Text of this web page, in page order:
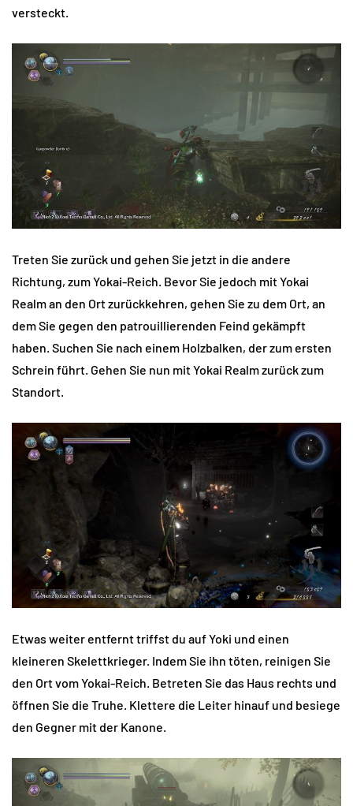
versteckt.
Treten Sie zurück und gehen Sie jetzt in die andere
Richtung, zum Yokai-Reich. Bevor Sie jedoch mit Yokai
Realm an den Ort zurückkehren, gehen Sie zu dem Ort, an
dem Sie gegen den patrouillierenden Feind gekämpft
haben. Suchen Sie nach einem Holzbalken, der zum ersten
Schrein führt. Gehen Sie nun mit Yokai Realm zurück zum
Standort.
Etwas weiter entfernt triffst du auf Yoki und einen
kleineren Skelettkrieger. Indem Sie ihn töten, reinigen Sie
den Ort vom Yokai-Reich. Betreten Sie das Haus rechts und
öffnen Sie die Truhe. Klettere die Leiter hinauf und besiege
den Gegner mit der Kanone.